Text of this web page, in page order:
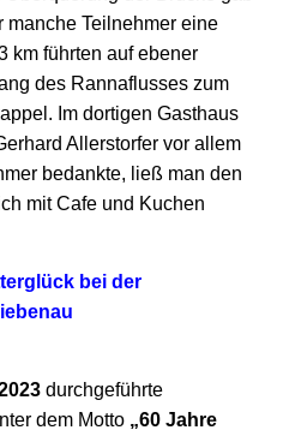
manche Teilnehmer eine
km führten auf ebener
des Rannaflusses zum
Im dortigen Gasthaus
Allerstorfer vor allem
bedankte, ließ man den
mit Cafe und Kuchen
bei der
durchgeführte
dem Motto „60 Jahre